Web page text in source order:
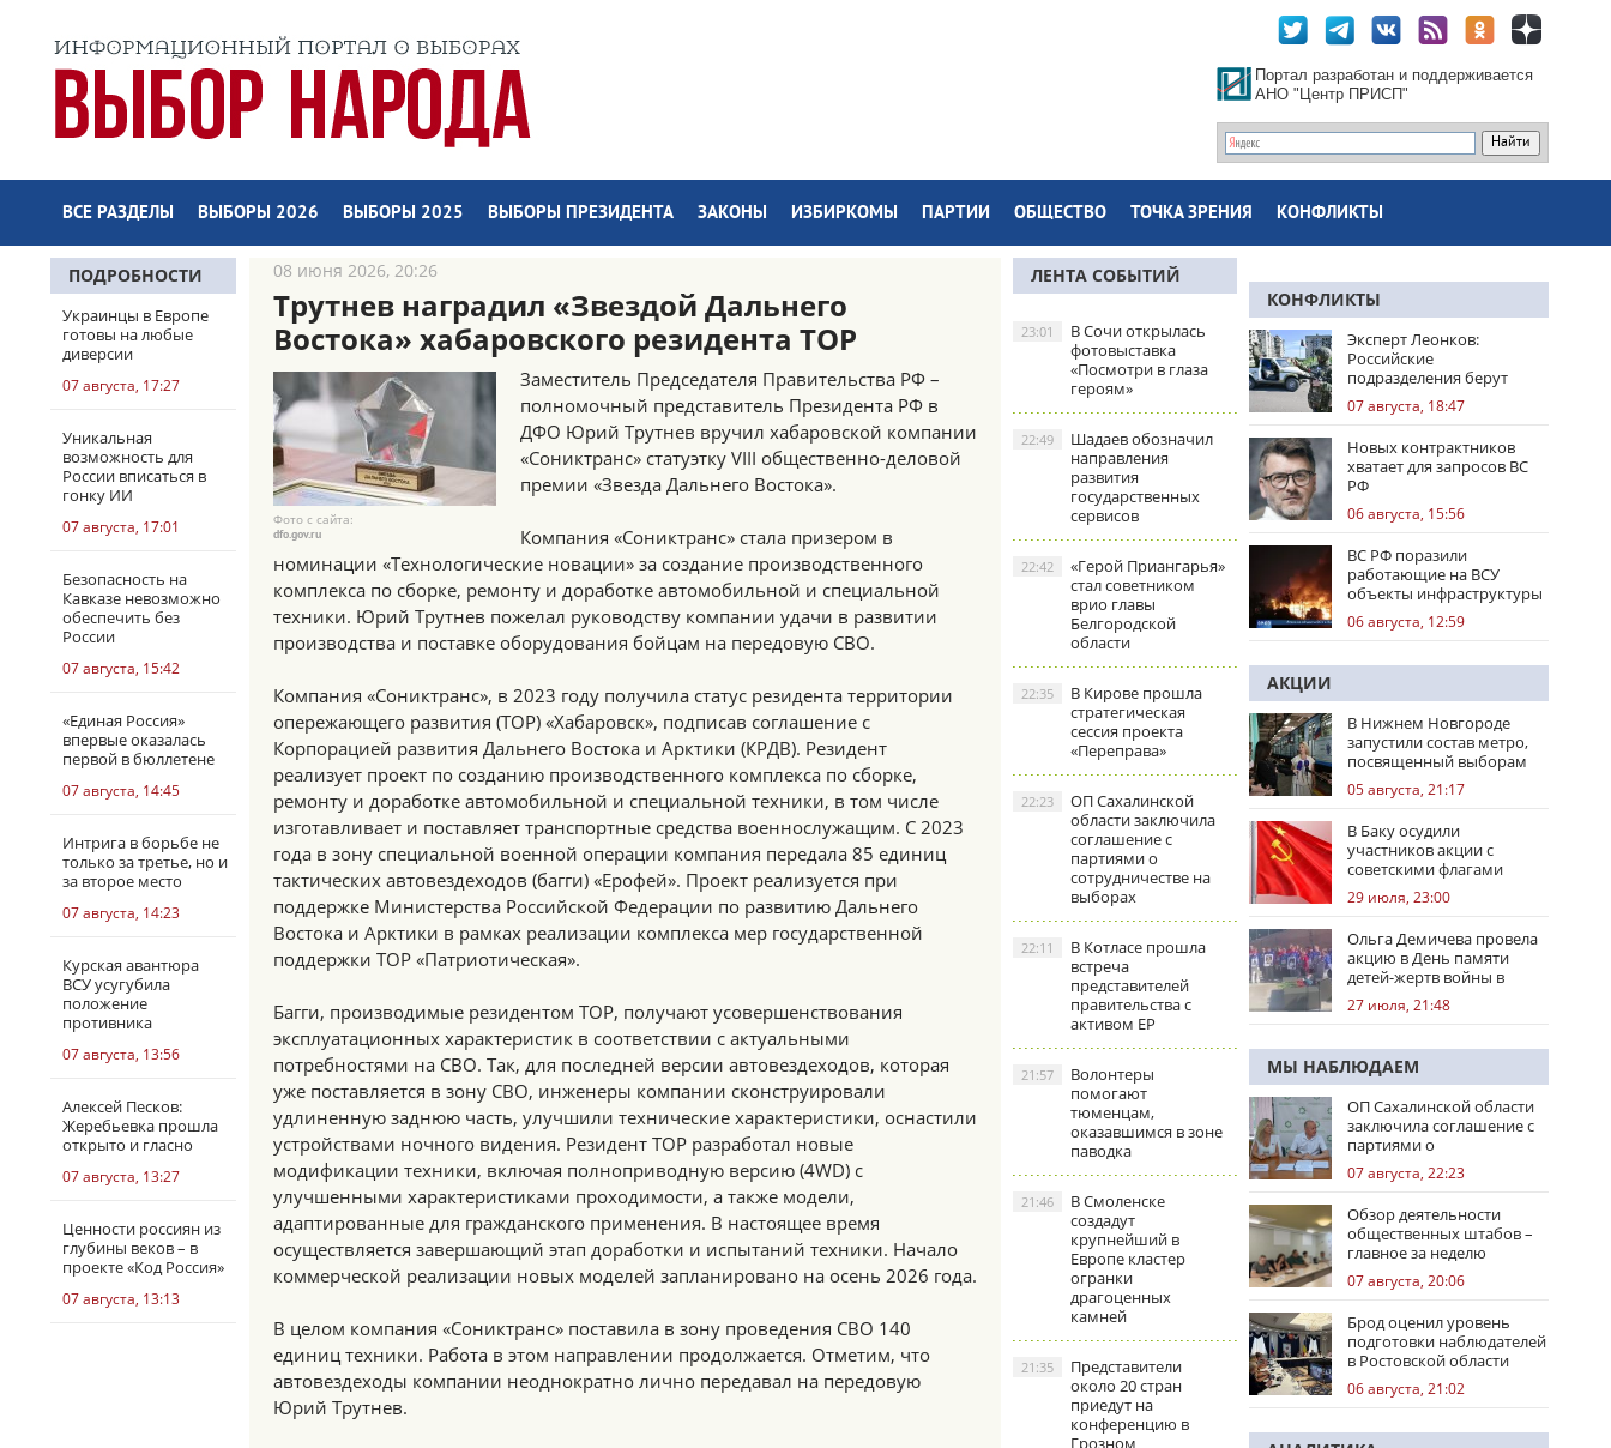
Портал разработан и поддерживается
АНО "Центр ПРИСП"
ВСЕ РАЗДЕЛЫ ВЫБОРЫ 2026 ВЫБОРЫ 2025 ВЫБОРЫ ПРЕЗИДЕНТА ЗАКОНЫ ИЗБИРКОМЫ ПАРТИИ ОБЩЕСТВО ТОЧКА ЗРЕНИЯ КОНФЛИКТЫ
ПОДРОБНОСТИ
Украинцы в Европе
готовы на любые
диверсии
07 августа, 17:27
Уникальная
возможность для
России вписаться в
гонку ИИ
07 августа, 17:01
Безопасность на
Кавказе невозможно
обеспечить без
России
07 августа, 15:42
«Единая Россия»
впервые оказалась
первой в бюллетене
07 августа, 14:45
Интрига в борьбе не
только за третье, но и
за второе место
07 августа, 14:23
Курская авантюра
ВСУ усугубила
положение
противника
07 августа, 13:56
Алексей Песков:
Жеребьевка прошла
открыто и гласно
07 августа, 13:27
Ценности россиян из
глубины веков – в
проекте «Код Россия»
07 августа, 13:13
08 июня 2026, 20:26
Трутнев наградил «Звездой Дальнего
Востока» хабаровского резидента ТОР
Фото с сайта:
dfo.gov.ru
Заместитель Председателя Правительства РФ –
полномочный представитель Президента РФ в
ДФО Юрий Трутнев вручил хабаровской компании
«Сониктранс» статуэтку VIII общественно-деловой
премии «Звезда Дальнего Востока».
Компания «Сониктранс» стала призером в
номинации «Технологические новации» за создание производственного
комплекса по сборке, ремонту и доработке автомобильной и специальной
техники. Юрий Трутнев пожелал руководству компании удачи в развитии
производства и поставке оборудования бойцам на передовую СВО.
Компания «Сониктранс», в 2023 году получила статус резидента территории
опережающего развития (ТОР) «Хабаровск», подписав соглашение с
Корпорацией развития Дальнего Востока и Арктики (КРДВ). Резидент
реализует проект по созданию производственного комплекса по сборке,
ремонту и доработке автомобильной и специальной техники, в том числе
изготавливает и поставляет транспортные средства военнослужащим. С 2023
года в зону специальной военной операции компания передала 85 единиц
тактических автовездеходов (багги) «Ерофей». Проект реализуется при
поддержке Министерства Российской Федерации по развитию Дальнего
Востока и Арктики в рамках реализации комплекса мер государственной
поддержки ТОР «Патриотическая».
Багги, производимые резидентом ТОР, получают усовершенствования
эксплуатационных характеристик в соответствии с актуальными
потребностями на СВО. Так, для последней версии автовездеходов, которая
уже поставляется в зону СВО, инженеры компании сконструировали
удлиненную заднюю часть, улучшили технические характеристики, оснастили
устройствами ночного видения. Резидент ТОР разработал новые
модификации техники, включая полноприводную версию (4WD) с
улучшенными характеристиками проходимости, а также модели,
адаптированные для гражданского применения. В настоящее время
осуществляется завершающий этап доработки и испытаний техники. Начало
коммерческой реализации новых моделей запланировано на осень 2026 года.
В целом компания «Сониктранс» поставила в зону проведения СВО 140
единиц техники. Работа в этом направлении продолжается. Отметим, что
автовездеходы компании неоднократно лично передавал на передовую
Юрий Трутнев.
ЛЕНТА СОБЫТИЙ
В Сочи открылась
фотовыставка
«Посмотри в глаза
героям»
23:01
Шадаев обозначил
направления
развития
государственных
сервисов
22:49
«Герой Приангарья»
стал советником
врио главы
Белгородской
области
22:42
В Кирове прошла
стратегическая
сессия проекта
«Переправа»
22:35
ОП Сахалинской
области заключила
соглашение с
партиями о
сотрудничестве на
выборах
22:23
В Котласе прошла
встреча
представителей
правительства с
активом ЕР
22:11
Волонтеры
помогают
тюменцам,
оказавшимся в зоне
паводка
21:57
В Смоленске
создадут
крупнейший в
Европе кластер
огранки
драгоценных
камней
21:46
Представители
около 20 стран
приедут на
конференцию в
Грозном
21:35
КОНФЛИКТЫ
Эксперт Леонков:
Российские
подразделения берут
Доброполье в клещи
07 августа, 18:47
Новых контрактников
хватает для запросов ВС
РФ
06 августа, 15:56
ВС РФ поразили
работающие на ВСУ
объекты инфраструктуры
и центры логистики
06 августа, 12:59
АКЦИИ
В Нижнем Новгороде
запустили состав метро,
посвященный выборам
05 августа, 21:17
В Баку осудили
участников акции с
советскими флагами
29 июля, 23:00
Ольга Демичева провела
акцию в День памяти
детей-жертв войны в
Донбассе
27 июля, 21:48
МЫ НАБЛЮДАЕМ
ОП Сахалинской области
заключила соглашение с
партиями о
сотрудничестве на
выборах
07 августа, 22:23
Обзор деятельности
общественных штабов –
главное за неделю
07 августа, 20:06
Брод оценил уровень
подготовки наблюдателей
в Ростовской области
06 августа, 21:02